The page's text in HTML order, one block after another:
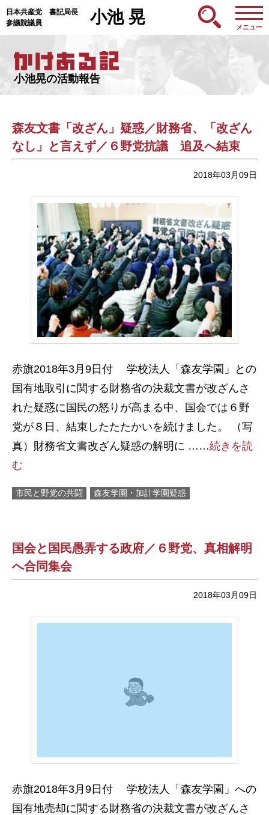
日本共産党 書記局長
参議院議員
小池 晃
メニュー
小池晃の活動報告
森友文書「改ざん」疑惑／財務省、「改ざん
なし」と言えず／６野党抗議 追及へ結束
2018年03月09日
赤旗2018年3月9日付 学校法人「森友学園」との
国有地取引に関する財務省の決裁文書が改ざんさ
れた疑惑に国民の怒りが高まる中、国会では６野
党が８日、結束したたたかいを続けました。 （写
真）財務省文書改ざん疑惑の解明に ……続きを読
む
市民と野党の共闘 森友学園・加計学園疑惑
国会と国民愚弄する政府／６野党、真相解明
へ合同集会
2018年03月09日
赤旗2018年3月9日付 学校法人「森友学園」への
国有地売却に関する財務省の決裁文書が改ざんさ